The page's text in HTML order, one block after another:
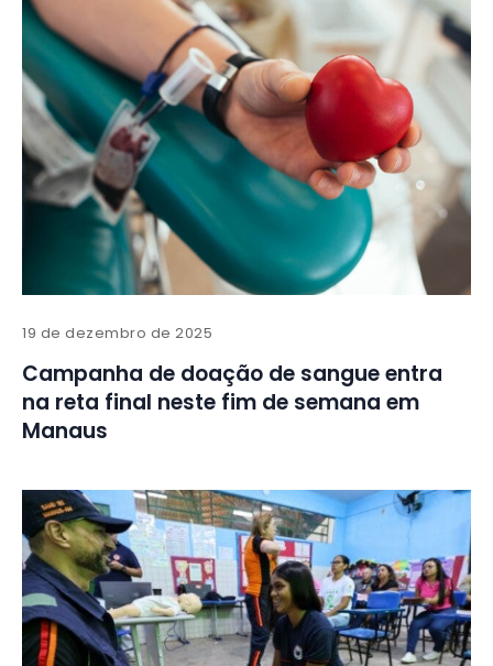
19 de dezembro de 2025
Campanha de doação de sangue entra
na reta final neste fim de semana em
Manaus